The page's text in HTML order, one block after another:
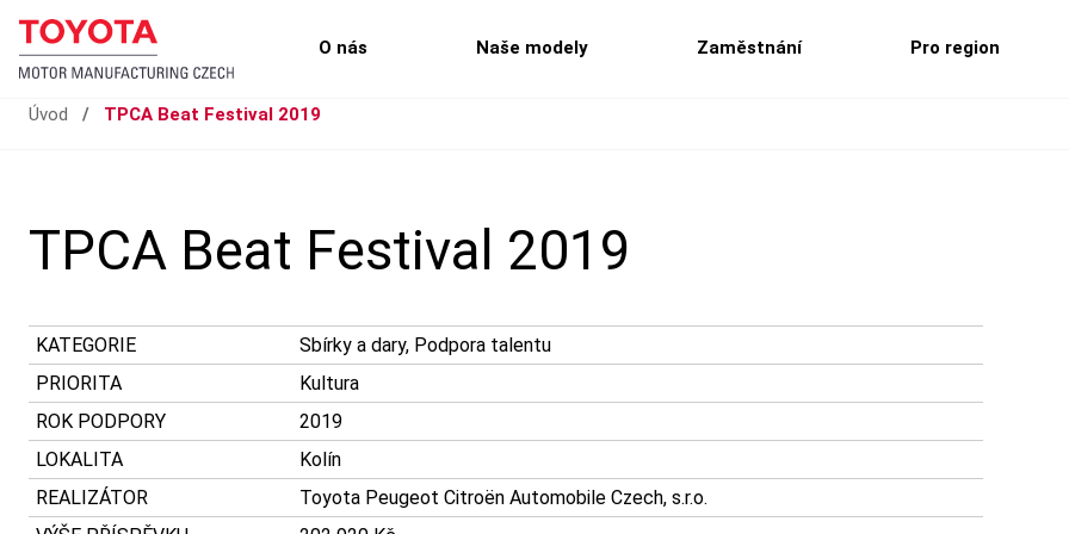
O nás Naše modely Zaměstnání Pro region
Úvod / TPCA Beat Festival 2019
TPCA Beat Festival 2019
KATEGORIE
Sbírky a dary, Podpora talentu
PRIORITA
Kultura
ROK PODPORY
2019
LOKALITA
Kolín
REALIZÁTOR
Toyota Peugeot Citroën Automobile Czech, s.r.o.